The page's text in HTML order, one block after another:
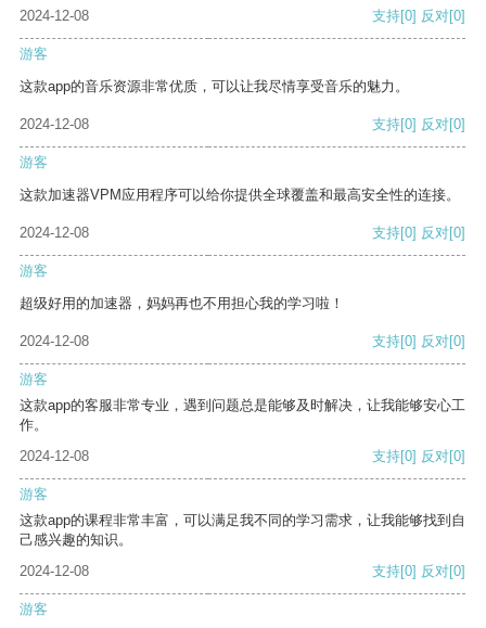
2024-12-08
支持[0] 反对[0]
游客
这款app的音乐资源非常优质，可以让我尽情享受音乐的魅力。
2024-12-08 支持[0] 反对[0]
游客
这款加速器VPM应用程序可以给你提供全球覆盖和最高安全性的连接。
2024-12-08 支持[0] 反对[0]
游客
超级好用的加速器，妈妈再也不用担心我的学习啦！
2024-12-08 支持[0] 反对[0]
游客
这款app的客服非常专业，遇到问题总是能够及时解决，让我能够安心工
作。
2024-12-08
支持[0] 反对[0]
游客
这款app的课程非常丰富，可以满足我不同的学习需求，让我能够找到自
己感兴趣的知识。
2024-12-08
支持[0] 反对[0]
游客